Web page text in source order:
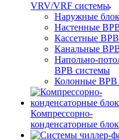
VRV/VRF системы
Наружные
Настенные
Кассетные
Канальные
Напольно-
ВРВ системы
Колонные ВРВ
Компрессорно-
конденсаторные